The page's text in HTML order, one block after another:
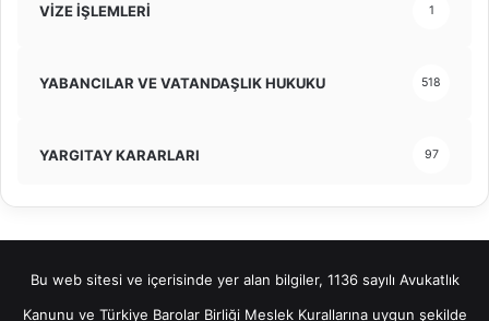
VİZE İŞLEMLERİ 1
YABANCILAR VE VATANDAŞLIK HUKUKU 518
YARGITAY KARARLARI 97
Bu web sitesi ve içerisinde yer alan bilgiler, 1136 sayılı Avukatlık
Kanunu ve Türkiye Barolar Birliği Meslek Kurallarına uygun şekilde